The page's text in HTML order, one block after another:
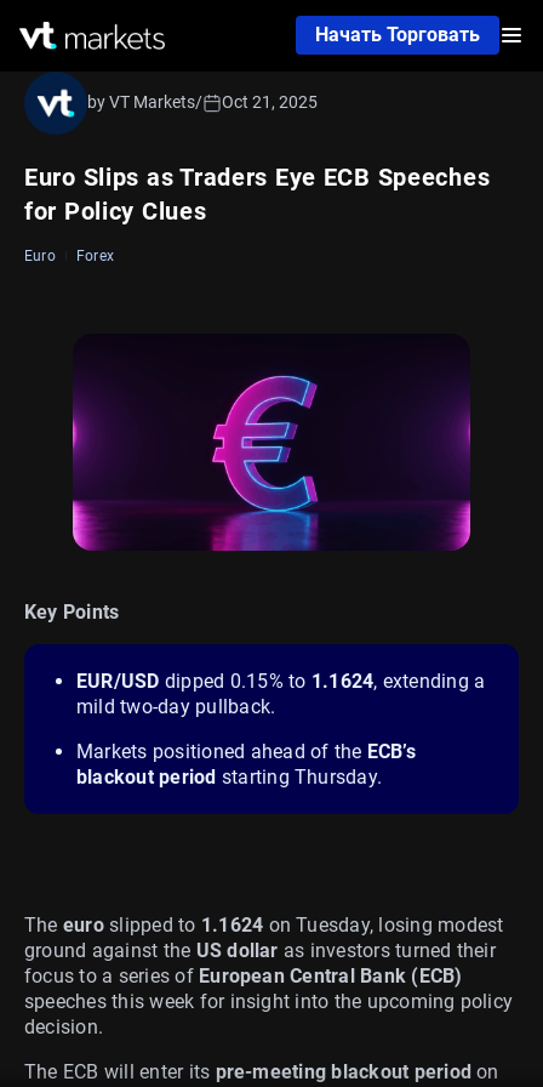
Начать Торговать
Euro Slips as Traders Eye ECB Speeches
for Policy Clues
by VT Markets/ Oct 21, 2025
Euro Forex
Key Points
EUR/USD dipped 0.15% to 1.1624, extending a
mild two-day pullback.
Markets positioned ahead of the ECB’s
blackout period starting Thursday.
The euroslipped to 1.1624 on Tuesday, losing modest
ground against the US dollar as investors turned their
focus to a series of European Central Bank (ECB)
speeches this week for insight into the upcoming policy
decision.
The ECB will enter its pre-meeting blackout period on